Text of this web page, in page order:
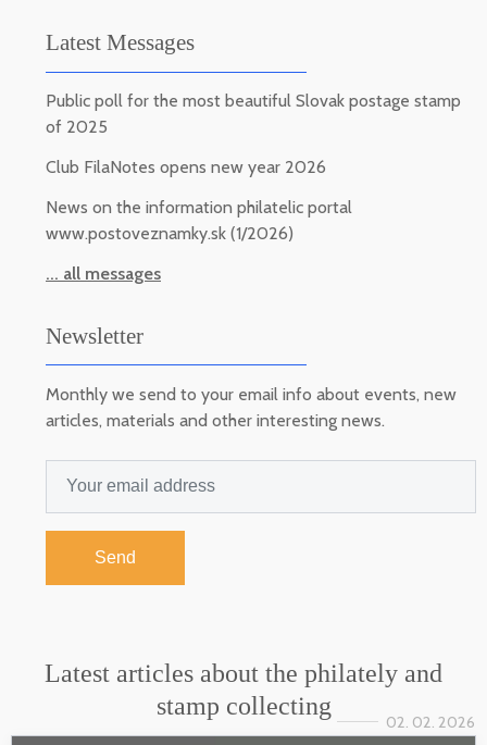
Latest Messages
Public poll for the most beautiful Slovak postage stamp
of 2025
Club FilaNotes opens new year 2026
News on the information philatelic portal
www.postoveznamky.sk (1/2026)
... all messages
Newsletter
Monthly we send to your email info about events, new
articles, materials and other interesting news.
Send
Latest articles about the philately and
stamp collecting
02. 02. 2026